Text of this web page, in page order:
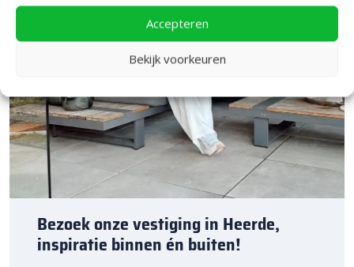
Accepteren
Bekijk voorkeuren
Bezoek onze vestiging in Heerde,
inspiratie binnen én buiten!